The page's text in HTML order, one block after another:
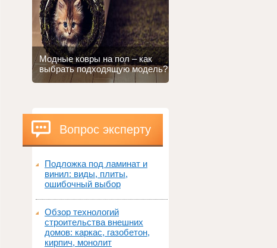
Модные ковры на пол – как
выбрать подходящую модель?
Вопрос эксперту
Подложка под ламинат и
винил: виды, плиты,
ошибочный выбор
Обзор технологий
строительства внешних
домов: каркас, газобетон,
кирпич, монолит